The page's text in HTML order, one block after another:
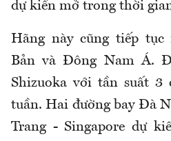
dự kiến mở trong thời
Hãng này cũng tiếp
Bản và Đông Nam Á.
Shizuoka với tần suất 3
tuần. Hai đường bay Đà
Trang - Singapore dự